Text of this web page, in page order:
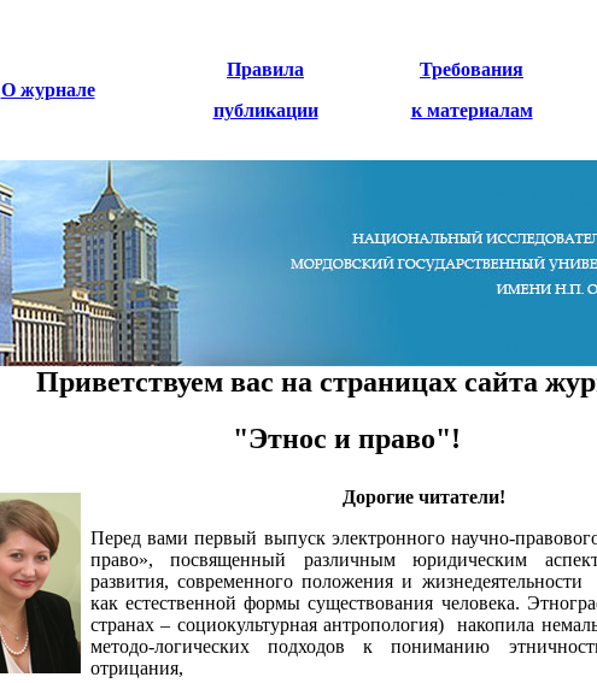
О журнале
Правила
публикации
Требования
к материалам
Приветствуем вас на страницах сайта
"Этнос и право"!
Дорогие читатели!
Перед вами первый выпуск электронного научно-
право», посвященный различным юридическим
развития, современного положения и жизнедеятельности
как естественной формы существования человека.
странах – социокультурная антропология) накопила
методо-логических подходов к пониманию
отрицания,